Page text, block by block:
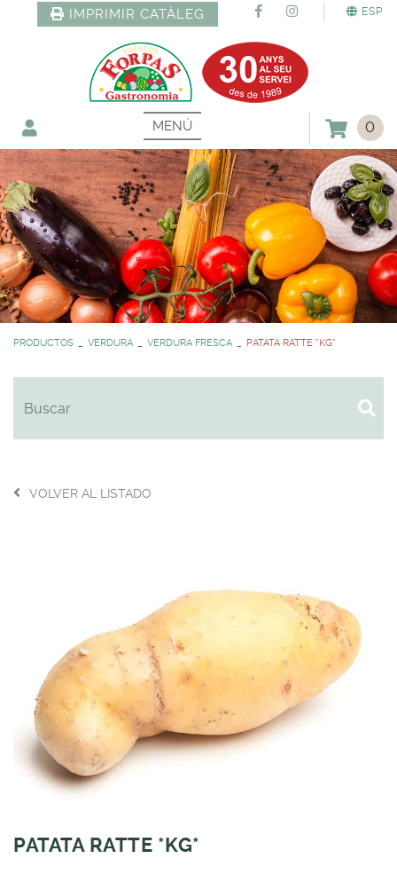
ESP
IMPRIMIR CATÀLEG
MENÚ 0
PRODUCTOS VERDURA VERDURA FRESCA PATATA RATTE *KG*
VOLVER AL LISTADO
PATATA RATTE *KG*